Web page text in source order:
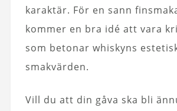
karaktär. För en sann
kommer en bra idé att vara
som betonar whiskyns
smakvärden.
Vill du att din gåva ska bli